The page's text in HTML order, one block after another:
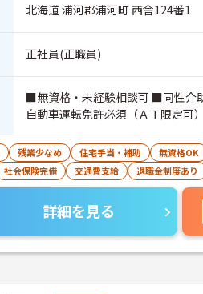
北海道 浦河郡浦河町 西舎124番1
正社員(正職員)
■無資格・未経験相談可 ■同性介
自動車運転免許必須（ＡＴ限定可）
残業少なめ 住宅手当・補助 無資格OK
社会保険完備 交通費支給 退職金制度あり
詳細を見る